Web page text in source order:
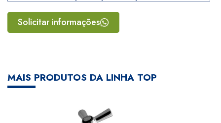
Solicitar informações
MAIS PRODUTOS DA LINHA TOP